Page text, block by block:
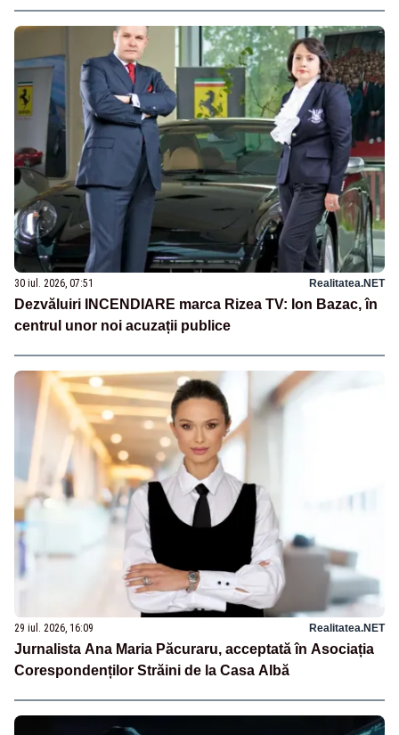
30 iul. 2026, 07:51 Realitatea.NET
Dezvăluiri INCENDIARE marca Rizea TV: Ion Bazac, în
centrul unor noi acuzații publice
29 iul. 2026, 16:09 Realitatea.NET
Jurnalista Ana Maria Păcuraru, acceptată în Asociația
Corespondenților Străini de la Casa Albă